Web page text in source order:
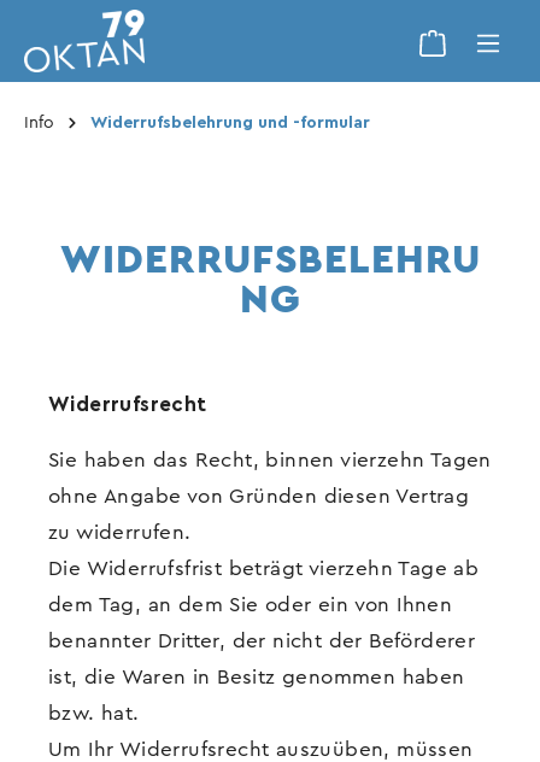
Info Widerrufsbelehrung und -formular
WIDERRUFSBELEHRU
NG
Widerrufsrecht
Sie haben das Recht, binnen vierzehn Tagen
ohne Angabe von Gründen diesen Vertrag
zu widerrufen.
Die Widerrufsfrist beträgt vierzehn Tage ab
dem Tag, an dem Sie oder ein von Ihnen
benannter Dritter, der nicht der Beförderer
ist, die Waren in Besitz genommen haben
bzw. hat.
Um Ihr Widerrufsrecht auszuüben, müssen